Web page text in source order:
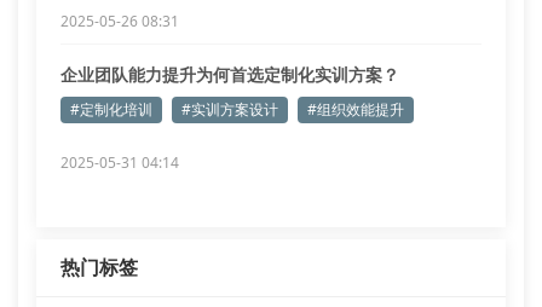
2025-05-26 08:31
企业团队能力提升为何首选定制化实训方案？
#定制化培训 #实训方案设计 #组织效能提升
2025-05-31 04:14
热门标签